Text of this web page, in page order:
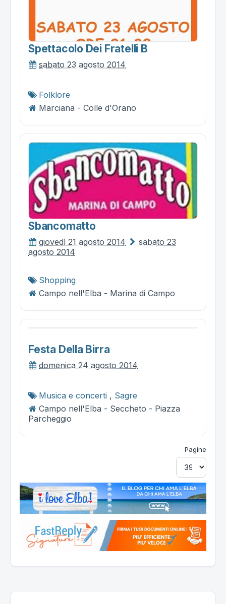
Spettacolo Dei Fratelli B
sabato 23 agosto 2014
Folklore
Marciana - Colle d'Orano
Sbancomatto
giovedì 21 agosto 2014
sabato 23
agosto 2014
Shopping
Campo nell'Elba - Marina di Campo
Festa Della Birra
domenica 24 agosto 2014
Musica e concerti , Sagre
Campo nell'Elba - Seccheto - Piazza
Parcheggio
Pagine